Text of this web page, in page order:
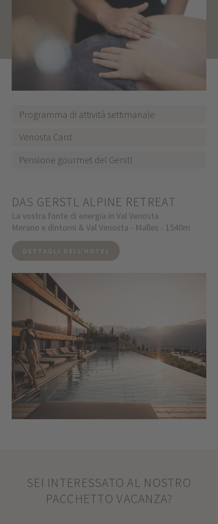
Programma di attività settimanale
Venosta Card
Pensione gourmet del Gerstl
DAS GERSTL ALPINE RETREAT
La vostra fonte di energia in Val Venosta
Merano e dintorni & Val Venosta - Malles - 1540m
DETTAGLI DELL'HOTEL
SEI INTERESSATO AL NOSTRO
PACCHETTO VACANZA?